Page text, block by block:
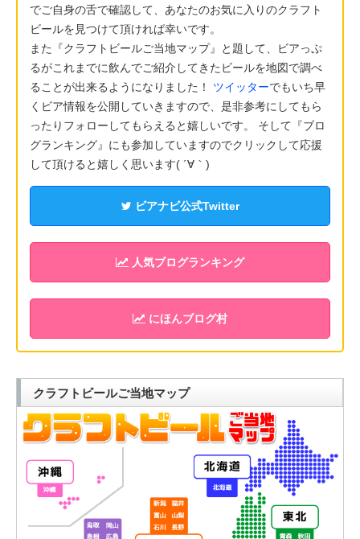
でご自身の舌で確認して、あなたのお気に入りのクラフト
ビールを見つけて頂ければ幸いです。
また『クラフトビールご当地マップ』と題して、ビアっぷ
るがこれまでに飲んでご紹介してきたビールを地図で調べ
ることが出来るようになりました！ ツイッターでもいち早
くビア情報を公開していきますので、是非参考にしてもら
ったりフォローしてもらえると嬉しいです。 そして『ブロ
グランキング』にも参加していますのでクリックして応援
して頂けると嬉しく思います( ´∀｀)
ビアナビ公式Twitter
人気ブログランキング
にほんブログ村
クラフトビールご当地マップ